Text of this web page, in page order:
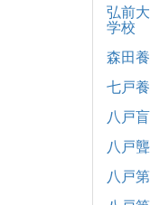
弘前
学校
森田
七戸
八戸
八戸
八戸